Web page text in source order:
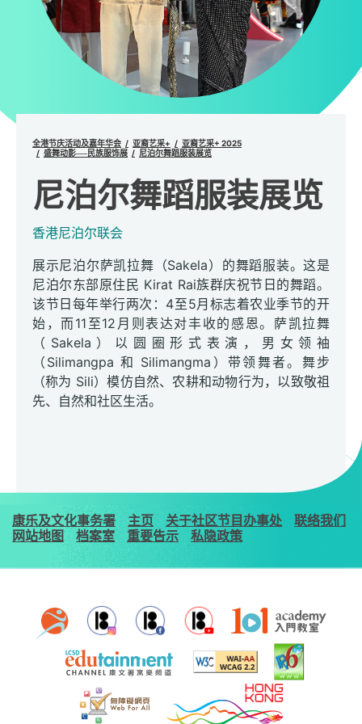
全港节庆活动及嘉年华会 亚裔艺采+
亚裔艺采+ 2025
盛舞动影──民族服饰展
尼泊尔舞蹈服装展览
尼泊尔舞蹈服装展览
香港尼泊尔联会
展示尼泊尔萨凯拉舞（Sakela）的舞蹈服装。这是
尼泊尔东部原住民 Kirat Rai族群庆祝节日的舞蹈。
该节日每年举行两次：4至5月标志着农业季节的开
始，而11至12月则表达对丰收的感恩。萨凯拉舞
（Sakela）以圆圈形式表演，男女领袖
（Silimangpa 和 Silimangma）带领舞者。舞步
（称为 Sili）模仿自然、农耕和动物行为，以致敬祖
先、自然和社区生活。
康乐及文化事务署 主页 关于社区节目办事处
联络我们
网站地图
档案室 重要告示 私隐政策